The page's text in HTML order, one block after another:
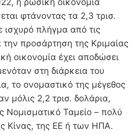
φτάνοντας τα 2,3 τρισ.
πλήγμα από τις
την προσάρτηση της Κριμαίας
οικονομία έχει αποδώσει
στη διάρκεια του
το ονομαστικό της μέγεθος
μόλις 2,2 τρισ. δολάρια,
Νομισματικό Ταμείο – πολύ
Κίνας, της ΕΕ ή των ΗΠΑ.